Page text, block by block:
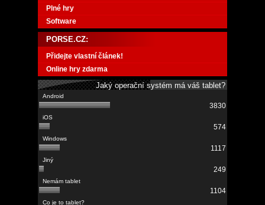
Plné hry
Software
PORSE.CZ:
Přidejte vlastní článek!
Online hry zdarma
Jaký operační systém má váš tablet?
3830
574
1117
249
1104